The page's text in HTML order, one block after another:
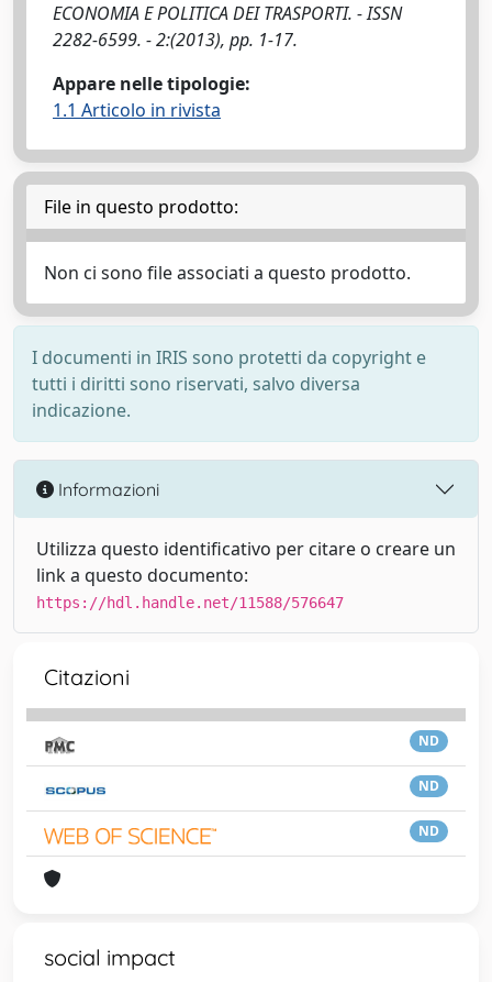
ECONOMIA E POLITICA DEI TRASPORTI. - ISSN
2282-6599. - 2:(2013), pp. 1-17.
Appare nelle tipologie:
1.1 Articolo in rivista
File in questo prodotto:
Non ci sono file associati a questo prodotto.
I documenti in IRIS sono protetti da copyright e
tutti i diritti sono riservati, salvo diversa
indicazione.
Informazioni
Utilizza questo identificativo per citare o creare un
link a questo documento:
https://hdl.handle.net/11588/576647
Citazioni
ND
ND
ND
social impact